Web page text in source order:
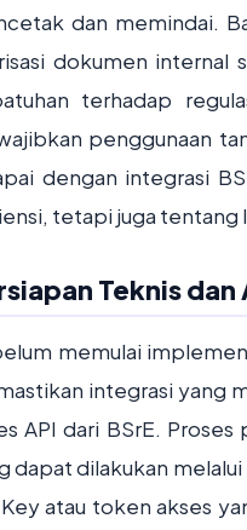
dan memindai.
dokumen internal
terhadap
penggunaan
dengan integrasi
tetapi juga tentang
Teknis
memulai
integrasi yang
API dari BSrE.
dapat dilakukan
atau token akses